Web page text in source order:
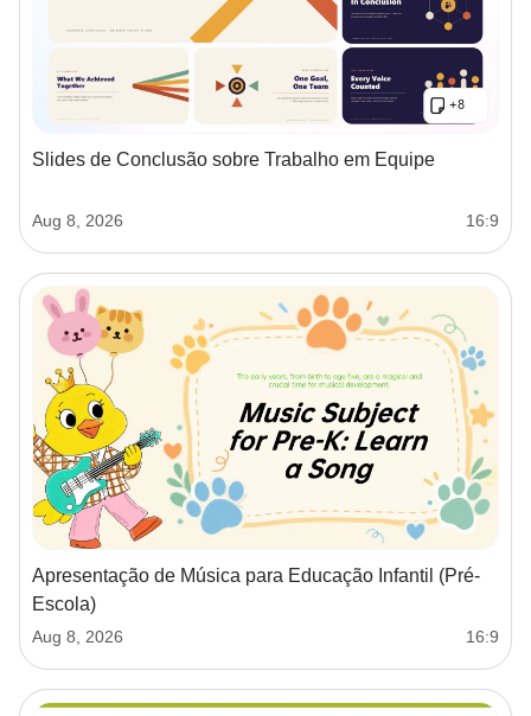
Slides de Conclusão sobre Trabalho em Equipe
Aug 8, 2026 16:9
Apresentação de Música para Educação Infantil (Pré-
Escola)
Aug 8, 2026 16:9